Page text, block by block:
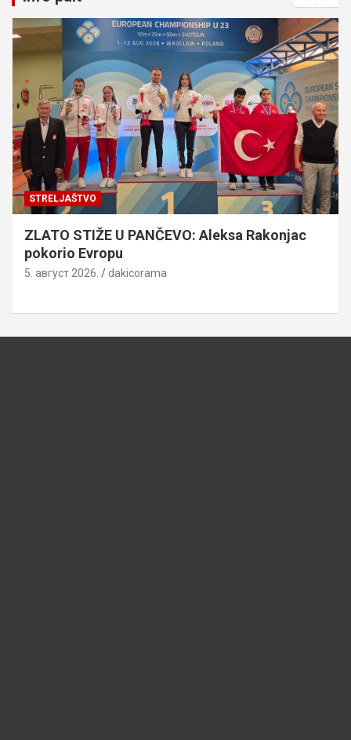
STRELJAŠTVO
ZLATO STIŽE U PANČEVO: Aleksa Rakonjac
pokorio Evropu
5. август 2026. dakicorama